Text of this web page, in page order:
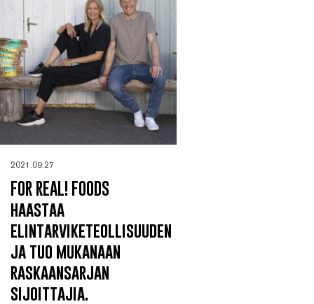
2021.09.27
FOR REAL! FOODS
haastaa
elintarviketeollisuuden
ja tuo mukanaan
raskaansarjan
sijoittajia.